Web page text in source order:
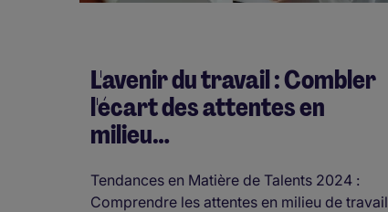
L'avenir du travail : Combler
l'écart des attentes en
milieu…
Tendances en Matière de Talents 2024 :
Comprendre les attentes en milieu de travail